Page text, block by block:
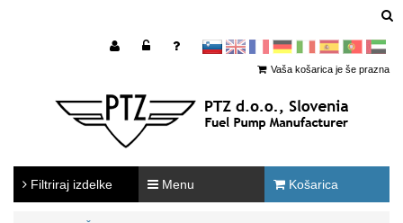
sl en francoščina
Nemščina
Italijanščina
Španščina
PortugalArabščina
Vaša košarica je še prazna
Filtriraj izdelke Menu Košarica